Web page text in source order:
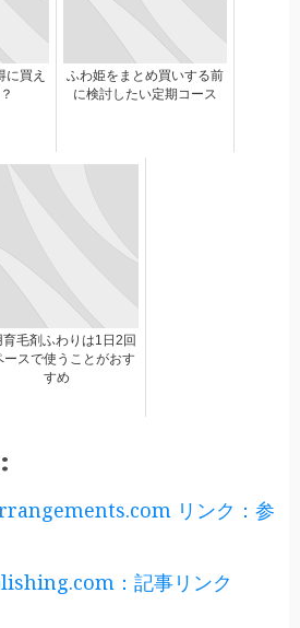
に買え
ふわ姫をまとめ買いする前
に検討したい定期コース
育毛剤ふわりは1日2回
ースで使うことがおす
すめ
リンク：参
：記事リンク